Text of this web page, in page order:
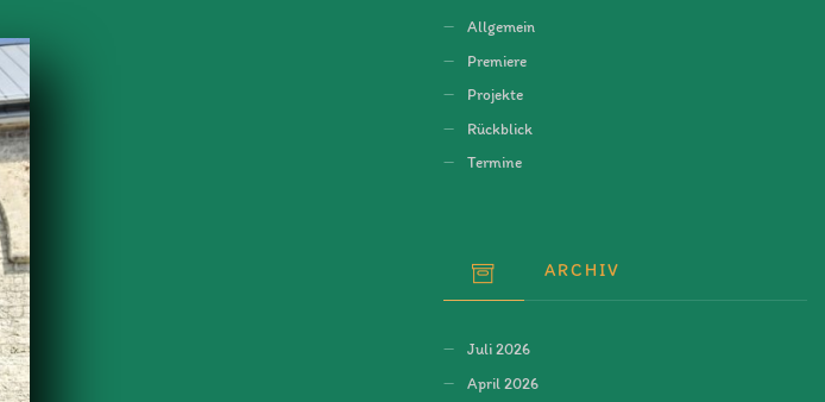
Allgemein
Premiere
Projekte
Rückblick
Termine
ARCHIV
Juli 2026
April 2026